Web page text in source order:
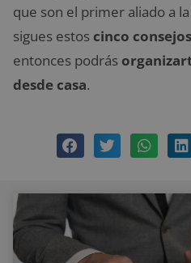
que son el primer aliado a
sigues estos cinco consejos
entonces podrás
desde casa.